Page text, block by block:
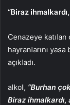
“Biraz
Cenazeye
hayranlarını
açıkladı.
alkol, “Burhan
Biraz ihmalkardı,